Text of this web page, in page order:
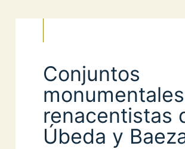
Conjuntos
monumentales
renacentistas
Úbeda y